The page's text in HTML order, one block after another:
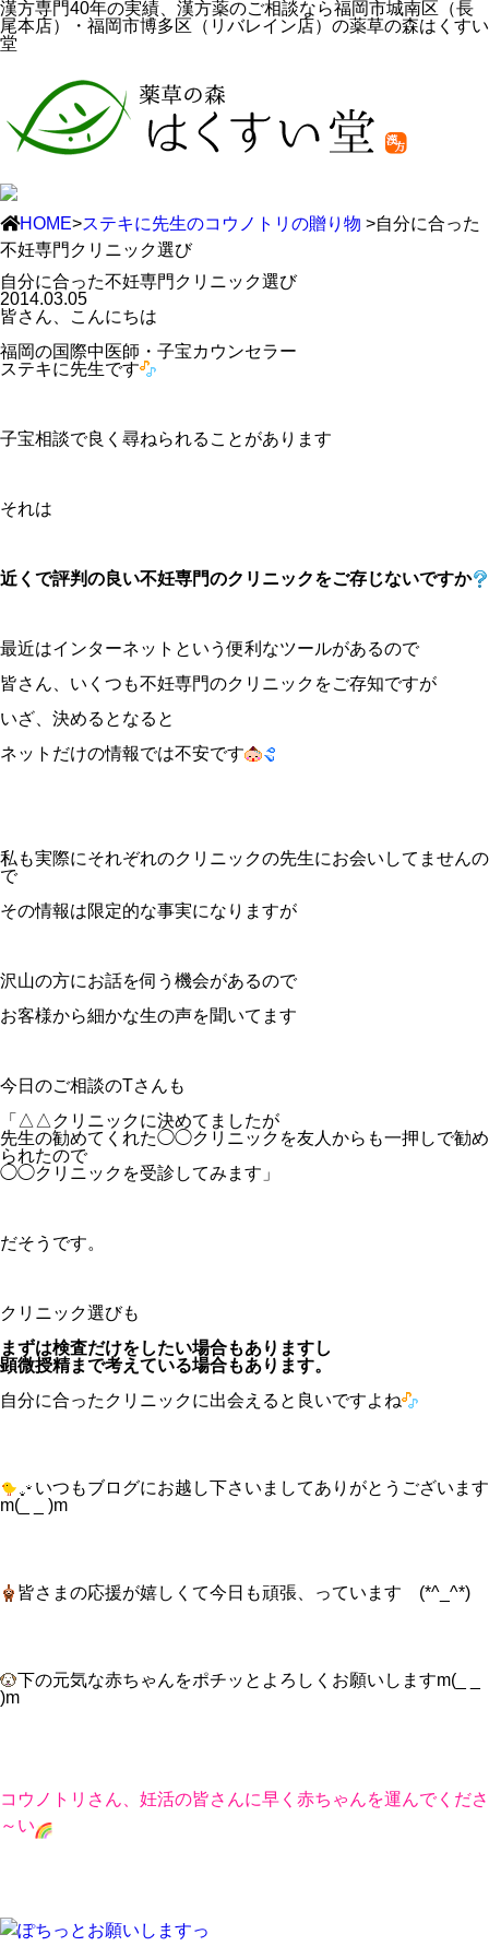
漢方専門40年の実績、漢方薬のご相談なら福岡市城南区（長
尾本店）・福岡市博多区（リバレイン店）の薬草の森はくすい
堂
HOME>ステキに先生のコウノトリの贈り物 >自分に合った
不妊専門クリニック選び
自分に合った不妊専門クリニック選び
2014.03.05
皆さん、こんにちは
福岡の国際中医師・子宝カウンセラー
ステキに先生です
子宝相談で良く尋ねられることがあります
それは
近くで評判の良い不妊専門のクリニックをご存じないですか
最近はインターネットという便利なツールがあるので
皆さん、いくつも不妊専門のクリニックをご存知ですが
いざ、決めるとなると
ネットだけの情報では不安です
私も実際にそれぞれのクリニックの先生にお会いしてませんの
で
その情報は限定的な事実になりますが
沢山の方にお話を伺う機会があるので
お客様から細かな生の声を聞いてます
今日のご相談のTさんも
「△△クリニックに決めてましたが
先生の勧めてくれた◯◯クリニックを友人からも一押しで勧め
られたので
◯◯クリニックを受診してみます」
だそうです。
クリニック選びも
まずは検査だけをしたい場合もありますし
顕微授精まで考えている場合もあります。
自分に合ったクリニックに出会えると良いですよね
いつもブログにお越し下さいましてありがとうございます
m(_ _ )m
皆さまの応援が嬉しくて今日も頑張、っています (*^_^*)
下の元気な赤ちゃんをポチッとよろしくお願いしますm(_ _
)m
コウノトリさん、妊活の皆さんに早く赤ちゃんを運んでくださ
～い